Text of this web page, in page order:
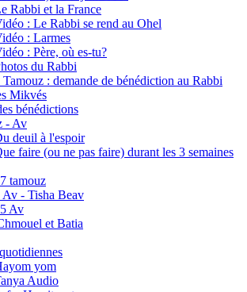
Rabbi et la France
: Le Rabbi se rend au Ohel
: Larmes
: Père, où es-tu?
du Rabbi
Tamouz : demande de bénédiction au Rabbi
Mikvés
bénédictions
- Av
deuil à l'espoir
faire (ou ne pas faire) durant les 3 semaines
tamouz
Av - Tisha Beav
Av
et Batia
yom
Audio